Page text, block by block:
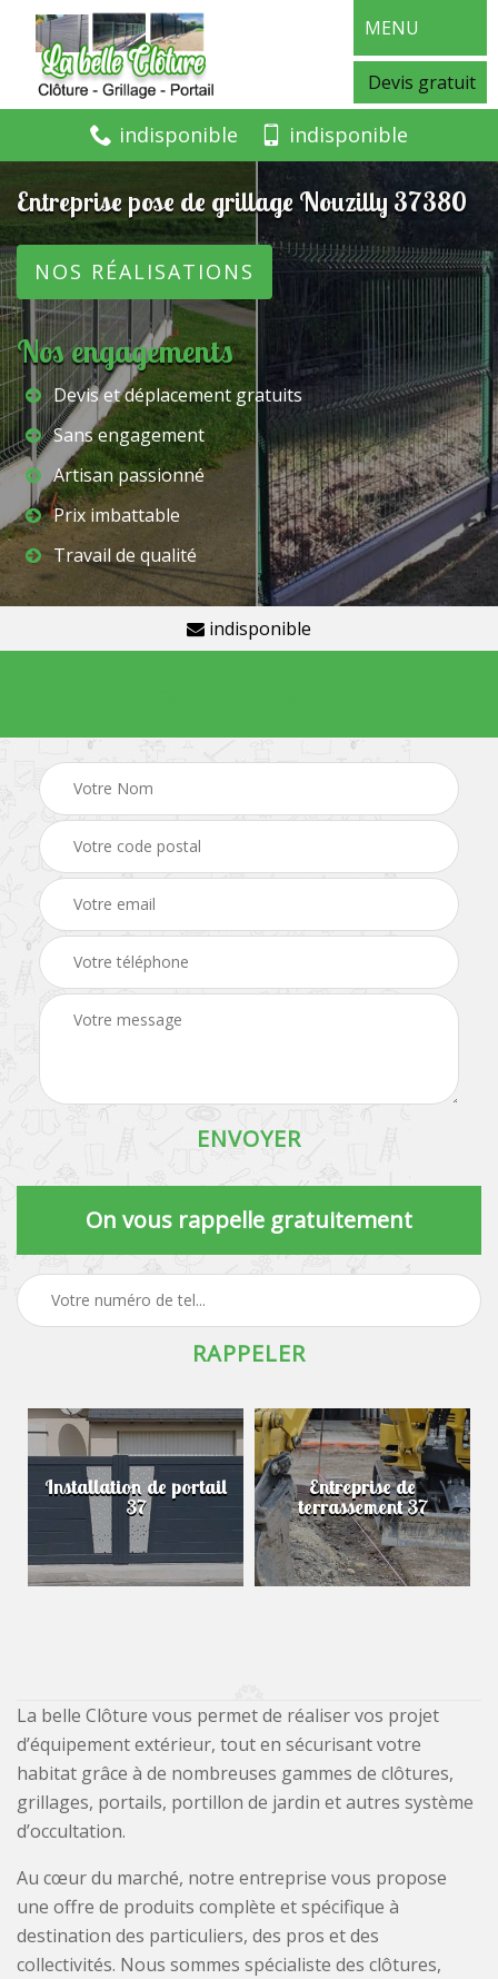
MENU
Devis gratuit
indisponible indisponible
Entreprise pose de grillage Nouzilly 37380
NOS RÉALISATIONS
Nos engagements
Devis et déplacement gratuits
Sans engagement
Artisan passionné
Prix imbattable
Travail de qualité
indisponible
On vous rappelle gratuitement
Installation de portail
37
Entreprise de
terrassement 37
La belle Clôture vous permet de réaliser vos projet
d’équipement extérieur, tout en sécurisant votre
habitat grâce à de nombreuses gammes de clôtures,
grillages, portails, portillon de jardin et autres système
d’occultation.
Au cœur du marché, notre entreprise vous propose
une offre de produits complète et spécifique à
destination des particuliers, des pros et des
collectivités. Nous sommes spécialiste des clôtures,